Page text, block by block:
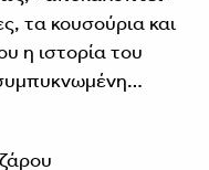
τα κουσούρια και
η ιστορία του